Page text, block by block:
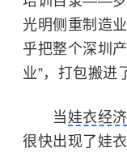
光明侧重制造
乎把整个深圳
业”，打包搬进
当娃衣经济
很快出现了娃